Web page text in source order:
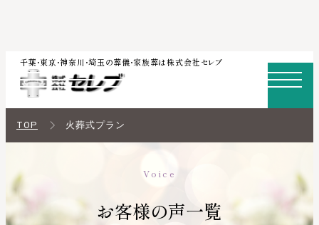
キ
プ
千葉・東京・神奈川・埼玉の葬儀・家族葬は株式会社セレブ
TOP 火葬式プラン
Voice
お客様の声一覧